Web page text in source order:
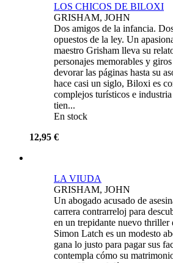
LOS CHICOS DE BILOXI
GRISHAM, JOHN
Dos amigos de la infancia.
opuestos de la ley. Un
maestro Grisham lleva su
personajes memorables y
devorar las páginas hasta su
hace casi un siglo, Biloxi es
complejos turísticos e
tien...
En stock
12,95 €
LA VIUDA
GRISHAM, JOHN
Un abogado acusado de
carrera contrarreloj para
en un trepidante nuevo thriller
Simon Latch es un modesto
gana lo justo para pagar sus
contempla cómo su